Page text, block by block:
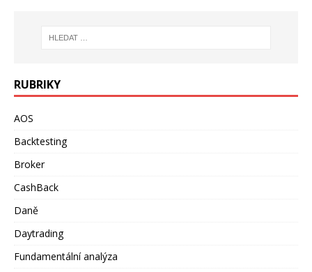
RUBRIKY
AOS
Backtesting
Broker
CashBack
Daně
Daytrading
Fundamentální analýza